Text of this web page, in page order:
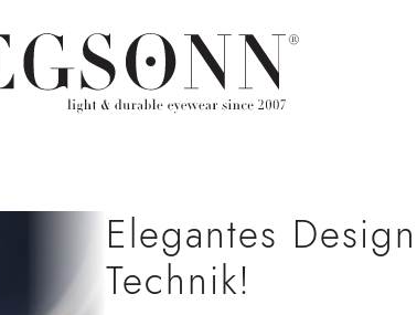
Elegantes
Technik!